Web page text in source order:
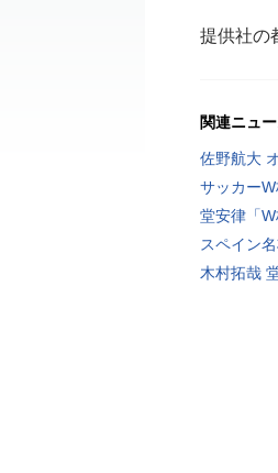
提供社の
関連ニュ
佐野航大
サッカー
堂安律「W
スペイン
木村拓哉